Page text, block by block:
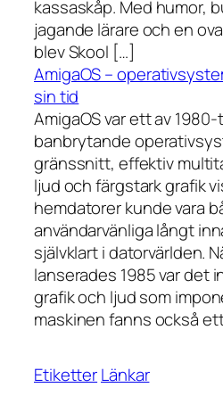
kassaskåp. Med humor,
jagande lärare och en
blev Skool […]
AmigaOS –
sin tid
AmigaOS var ett av
banbrytande
gränssnitt, effektiv
ljud och färgstark grafik
hemdatorer kunde vara
användarvänliga långt
självklart i datorvärlden.
lanserades 1985 var det
grafik och ljud som
maskinen fanns också
EtiketterLänkar